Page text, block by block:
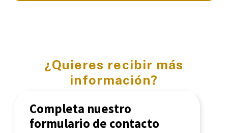
¿Quieres recibir más
información?
Completa nuestro
formulario de contacto